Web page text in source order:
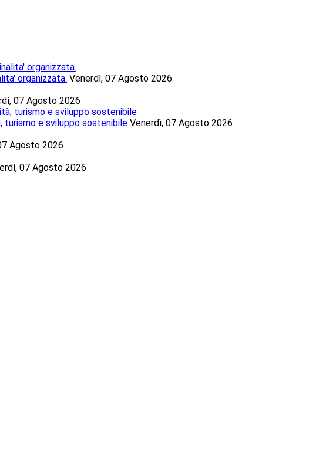
organizzata. Venerdì, 07 Agosto 2026
07 Agosto 2026
turismo e sviluppo sostenibile Venerdì, 07 Agosto 2026
Agosto 2026
07 Agosto 2026